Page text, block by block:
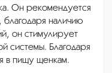
Он рекомендуется
наличию
он стимулирует
системы. Благодаря
в пищу щенкам.